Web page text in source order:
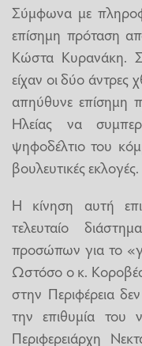
Σύμφωνα με
επίσημη πρόταση
Κώστα Κυρανάκη.
είχαν οι δύο
απηύθυνε επίσημη
Ηλείας να
ψηφοδέλτιο του
βουλευτικές εκλογές.
Η κίνηση αυτή
τελευταίο
προσώπων για το
Ωστόσο ο κ.
στην Περιφέρεια
την επιθυμία του
Περιφερειάρχη